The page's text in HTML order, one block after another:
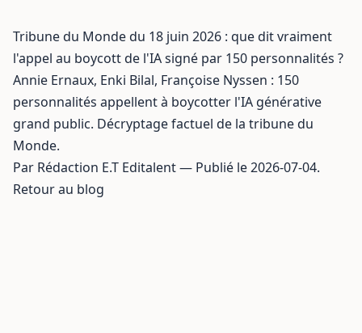
Tribune du Monde du 18 juin 2026 : que dit vraiment
l'appel au boycott de l'IA signé par 150 personnalités ?
Annie Ernaux, Enki Bilal, Françoise Nyssen : 150
personnalités appellent à boycotter l'IA générative
grand public. Décryptage factuel de la tribune du
Monde.
Par Rédaction E.T Editalent — Publié le 2026-07-04.
Retour au blog